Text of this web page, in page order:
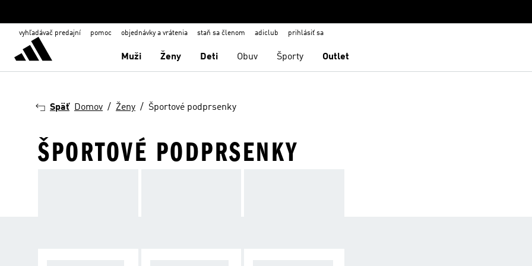
vyhľadávač predajní pomoc objednávky a vrátenia staň sa členom adiclub prihlásiť sa
Muži Ženy Deti Obuv Športy Outlet
Späť Domov Ženy Športové podprsenky
ŠPORTOVÉ PODPRSENKY